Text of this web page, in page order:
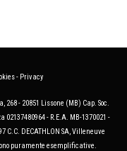
- Privacy
- 20851 Lissone (MB) Cap. Soc.
02137480964 - R.E.A. MB-1370021 -
C.C. DECATHLON SA, Villeneuve
puramente esemplificative.